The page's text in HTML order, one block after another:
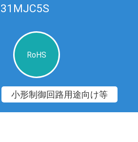
RoHS
小形制御回路用途向け等